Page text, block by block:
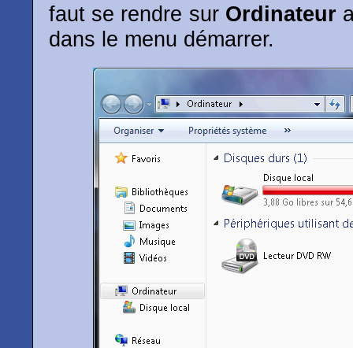
faut se rendre sur Ordinateur
dans le menu démarrer.